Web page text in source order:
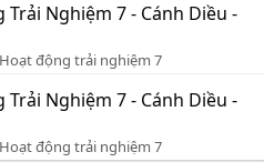
Nghiệm 7 - Cánh Diều -
động trải nghiệm 7
Nghiệm 7 - Cánh Diều -
động trải nghiệm 7